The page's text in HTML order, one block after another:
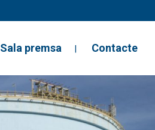
Sala premsa Contacte